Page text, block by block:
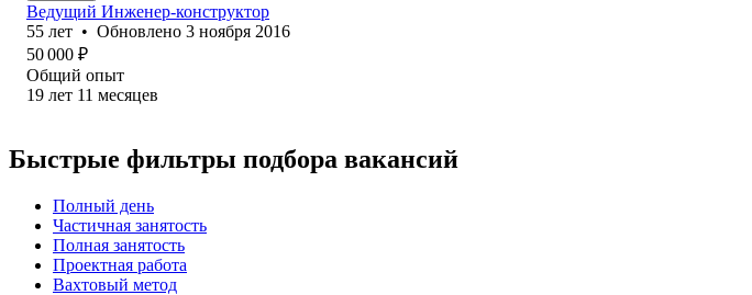
Ведущий Инженер-конструктор
55 лет • Обновлено 3 ноября 2016
50 000 ₽
Общий опыт
19 лет 11 месяцев
Быстрые фильтры подбора вакансий
Полный день
Частичная занятость
Полная занятость
Проектная работа
Вахтовый метод